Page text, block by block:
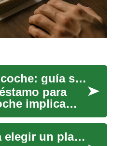
Préstamos de coche: guía sobre crédito y financiación
para
implica
piezas: el
cómo
Consejos para elegir un plan de pago mensual transparente